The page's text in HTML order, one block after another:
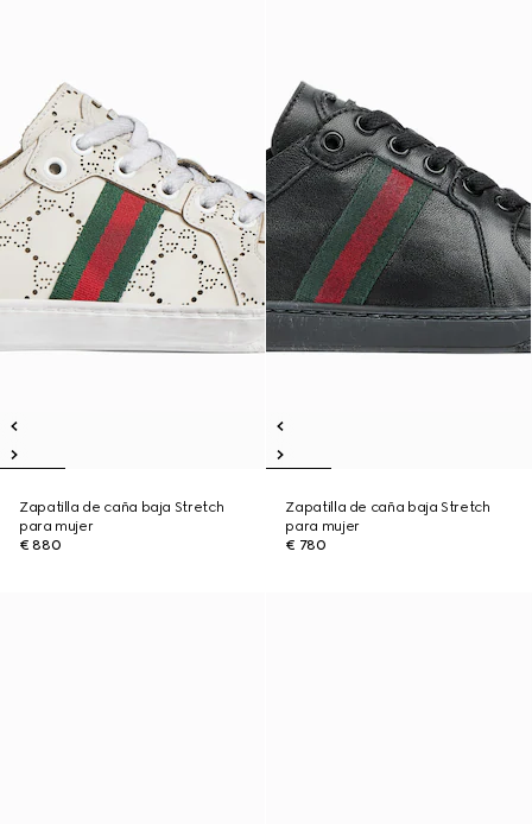
Zapatilla de caña baja Stretch
para mujer
€ 880
Zapatilla de caña baja Stretch
para mujer
€ 780